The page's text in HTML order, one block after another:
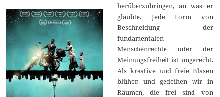
herüberzubringen, an was er
glaubte. Jede Form von
Beschneidung der
fundamentalen
Menschenrechte oder der
Meinungsfreiheit ist ungerecht.
Als kreative und freie Blasen
blühen und gedeihen wir in
Räumen, die frei sind von